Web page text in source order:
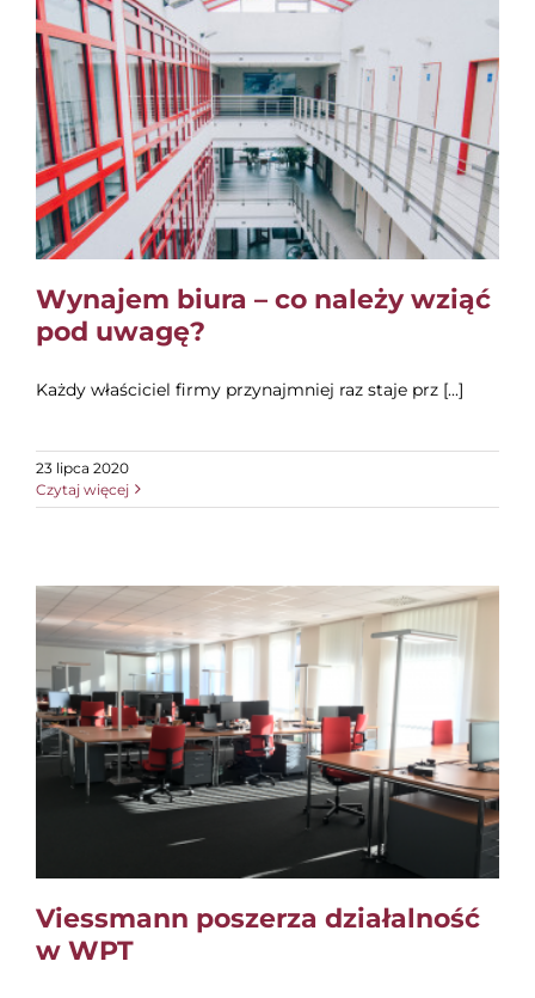
EDUKACJA
NEWS
BLOG
KONTAKT
English
Wynajem biura – co należy wziąć
pod uwagę?
Każdy właściciel firmy przynajmniej raz staje prz [...]
23 lipca 2020
Czytaj więcej
Viessmann poszerza działalność
w WPT